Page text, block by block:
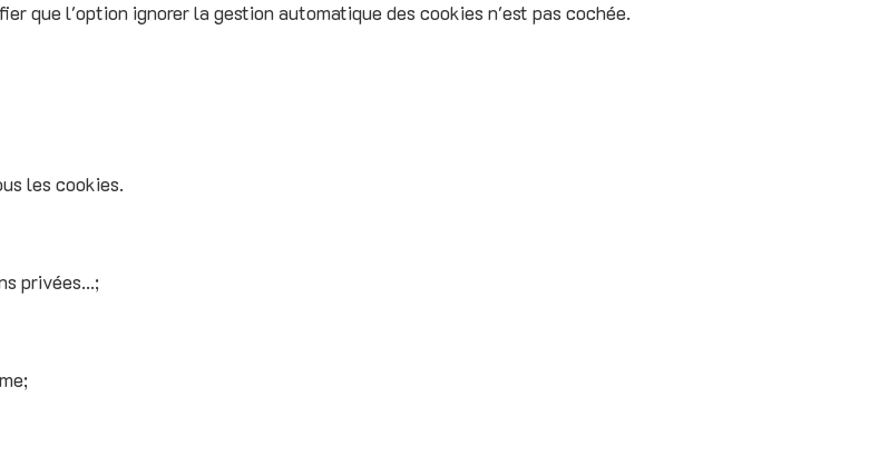
que l'option ignorer la gestion automatique des cookies n'est pas cochée.
les cookies.
privées...;